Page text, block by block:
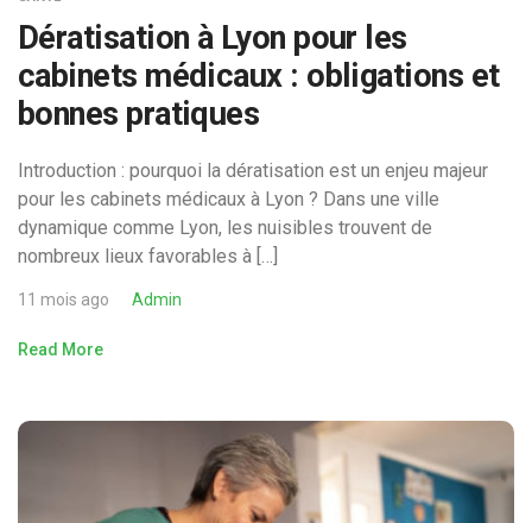
Dératisation à Lyon pour les
cabinets médicaux : obligations et
bonnes pratiques
Introduction : pourquoi la dératisation est un enjeu majeur
pour les cabinets médicaux à Lyon ? Dans une ville
dynamique comme Lyon, les nuisibles trouvent de
nombreux lieux favorables à […]
11 mois ago Admin
Read More